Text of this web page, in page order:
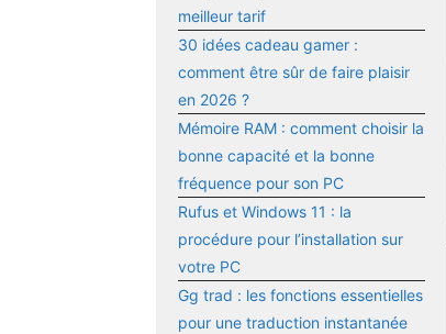
meilleur tarif
30 idées cadeau gamer :
comment être sûr de faire plaisir
en 2026 ?
Mémoire RAM : comment choisir la
bonne capacité et la bonne
fréquence pour son PC
Rufus et Windows 11 : la
procédure pour l’installation sur
votre PC
Gg trad : les fonctions essentielles
pour une traduction instantanée